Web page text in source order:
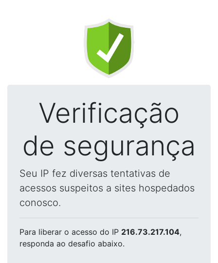
Verificação
de segurança
Seu IP fez diversas tentativas de
acessos suspeitos a sites hospedados
conosco.
Para liberar o acesso do IP 216.73.217.104,
responda ao desafio abaixo.